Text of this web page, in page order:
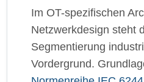
Im OT-spezifischen
Netzwerkdesign steht
Segmentierung
Vordergrund.